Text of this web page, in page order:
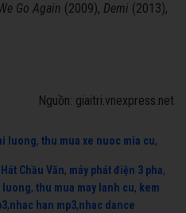
Go Again (2009), Demi (2013),
Nguồn: giaitri.vnexpress.net
luong, thu mua xe nuoc mia cu,
Hát Chầu Văn, máy phát điện 3 pha,
luong, thu mua may lanh cu, kem
,nhac han mp3,nhac dance